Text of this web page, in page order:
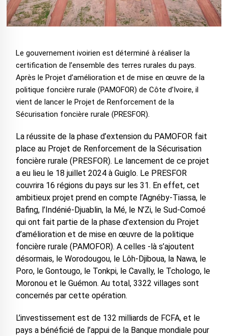
Le gouvernement ivoirien est déterminé à réaliser la
certification de l’ensemble des terres rurales du pays.
Après le Projet d’amélioration et de mise en œuvre de la
politique foncière rurale (PAMOFOR) de Côte d’Ivoire, il
vient de lancer le Projet de Renforcement de la
Sécurisation foncière rurale (PRESFOR).
La réussite de la phase d’extension du PAMOFOR fait
place au Projet de Renforcement de la Sécurisation
foncière rurale (PRESFOR). Le lancement de ce projet
a eu lieu le 18 juillet 2024 à Guiglo. Le PRESFOR
couvrira 16 régions du pays sur les 31. En effet, cet
ambitieux projet prend en compte l’Agnéby-Tiassa, le
Bafing, l’Indénié-Djuablin, la Mé, le N’Zi, le Sud-Comoé
qui ont fait partie de la phase d’extension du Projet
d’amélioration et de mise en œuvre de la politique
foncière rurale (PAMOFOR). A celles -là s’ajoutent
désormais, le Worodougou, le Lôh-Djiboua, la Nawa, le
Poro, le Gontougo, le Tonkpi, le Cavally, le Tchologo, le
Moronou et le Guémon. Au total, 3322 villages sont
concernés par cette opération.
L’investissement est de 132 milliards de FCFA, et le
pays a bénéficié de l’appui de la Banque mondiale pour